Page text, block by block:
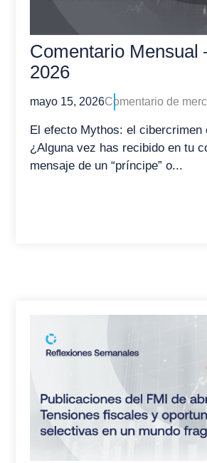
Comentario Mensual
2026
mayo 15, 2026Comentario de
El efecto Mythos: el cibercrimen
¿Alguna vez has recibido en tu
mensaje de un “príncipe” o...